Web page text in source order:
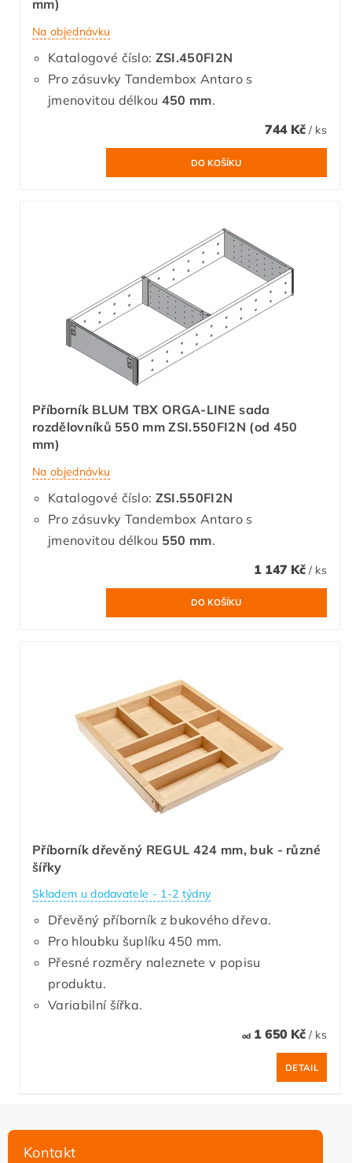
mm)
Na objednávku
Katalogové číslo: ZSI.450FI2N
Pro zásuvky Tandembox Antaro s
jmenovitou délkou 450 mm.
744 Kč / ks
Příborník BLUM TBX ORGA-LINE sada
rozdělovníků 550 mm ZSI.550FI2N (od 450
mm)
Na objednávku
Katalogové číslo: ZSI.550FI2N
Pro zásuvky Tandembox Antaro s
jmenovitou délkou 550 mm.
1 147 Kč / ks
Příborník dřevěný REGUL 424 mm, buk - různé
šířky
Skladem u dodavatele - 1-2 týdny
Dřevěný příborník z bukového dřeva.
Pro hloubku šuplíku 450 mm.
Přesné rozměry naleznete v popisu
produktu.
Variabilní šířka.
od1 650 Kč / ks
DETAIL
Kontakt